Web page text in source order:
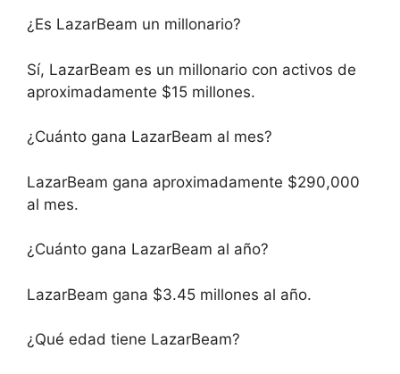
¿Es LazarBeam un millonario?
Sí, LazarBeam es un millonario con activos de
aproximadamente $15 millones.
¿Cuánto gana LazarBeam al mes?
LazarBeam gana aproximadamente $290,000
al mes.
¿Cuánto gana LazarBeam al año?
LazarBeam gana $3.45 millones al año.
¿Qué edad tiene LazarBeam?